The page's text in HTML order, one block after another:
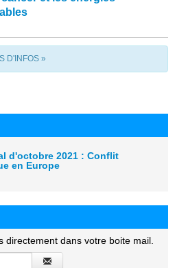
D'INFOS »
d'octobre 2021 : Conflit
en Europe
directement dans votre boite mail.